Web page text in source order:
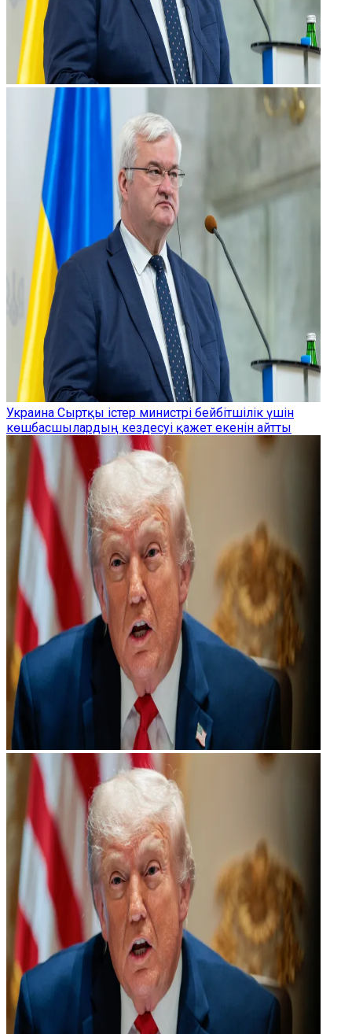
Украина Сыртқы істер министрі бейбітшілік үшін
көшбасшылардың кездесуі қажет екенін айтты